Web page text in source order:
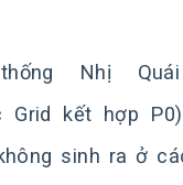
Nhị
Grid kết hợp
sinh ra ở